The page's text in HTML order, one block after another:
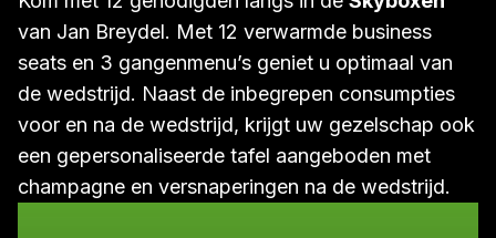
van Jan Breydel. Met 12 verwarmde business
seats en 3 gangenmenu’s geniet u optimaal van
de wedstrijd. Naast de inbegrepen consumpties
voor en na de wedstrijd, krijgt uw gezelschap ook
een gepersonaliseerde tafel aangeboden met
champagne en versnaperingen na de wedstrijd.